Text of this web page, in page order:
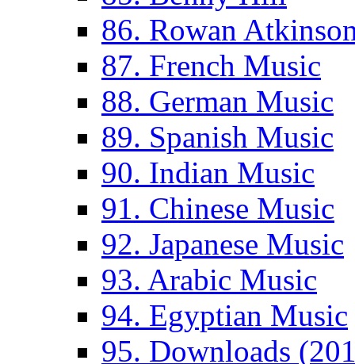
86. Rowan
87. French Music
88. German Music
89. Spanish Music
90. Indian Music
91. Chinese Music
92. Japanese Music
93. Arabic Music
94. Egyptian Music
95. Downloads